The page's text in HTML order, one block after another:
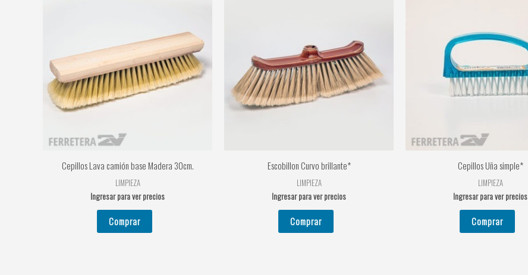
Cepillos Lava camión base Madera 30cm.
LIMPIEZA
Ingresar para ver precios
Comprar
Escobillon Curvo brillante*
LIMPIEZA
Ingresar para ver precios
Comprar
Cepillos Uña simple*
LIMPIEZA
Ingresar para ver precios
Comprar